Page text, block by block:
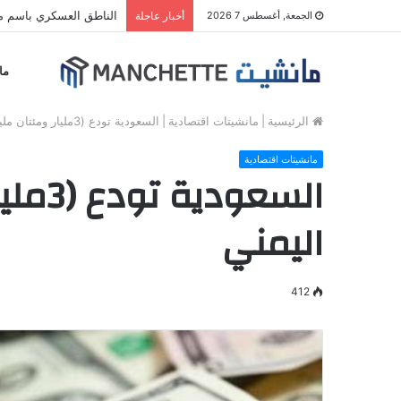
الجمعة, أغسطس 7 2026 أخبار عاجلة الناطق العسكري باسم
الرئيسية مانشيتات اقتصادية السعودية تودع (3مليار ومئتان مليون دولار ) لوقف تدهور صرف الريال اليمني
مانشيتات اقتصادية
اليمني
412